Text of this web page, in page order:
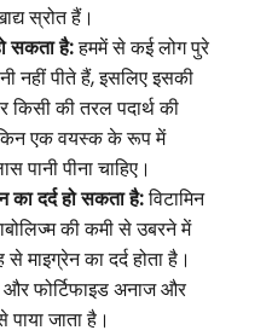
स्रोत हैं।
सकता है:हममें से कई लोग पुरे
नहीं पीते हैं, इसलिए इसकी
किसी की तरल पदार्थ की
एक वयस्क के रूप में
पीना चाहिए।
का दर्द हो सकता है:विटामिन
की कमी से उबरने में
का दर्द होता है।
और फोर्टिफाइड अनाज और
पाया जाता है।